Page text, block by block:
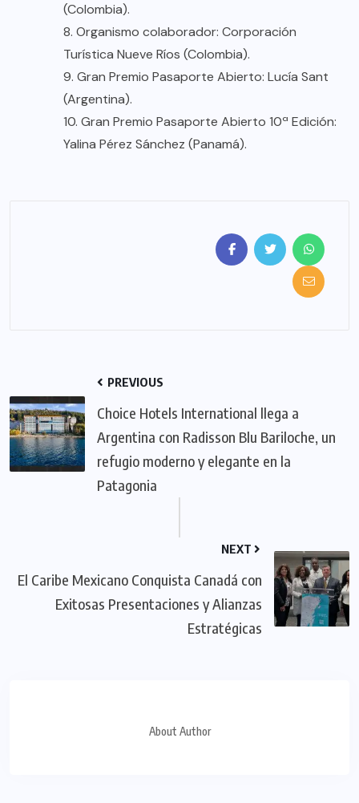
(Colombia).
8. Organismo colaborador: Corporación
Turística Nueve Ríos (Colombia).
9. Gran Premio Pasaporte Abierto: Lucía Sant
(Argentina).
10. Gran Premio Pasaporte Abierto 10ª Edición:
Yalina Pérez Sánchez (Panamá).
PREVIOUS
Choice Hotels International llega a
Argentina con Radisson Blu Bariloche, un
refugio moderno y elegante en la
Patagonia
NEXT
El Caribe Mexicano Conquista Canadá con
Exitosas Presentaciones y Alianzas
Estratégicas
About Author